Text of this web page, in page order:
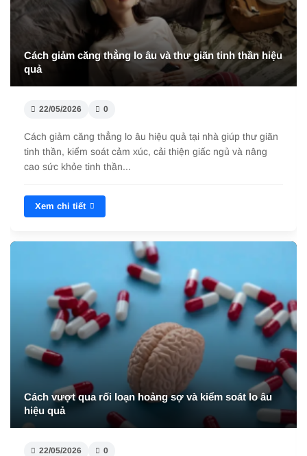
Cách giảm căng thẳng lo âu và thư giãn tinh thần hiệu
quả
22/05/2026 0
Cách giảm căng thẳng lo âu hiệu quả tại nhà giúp thư giãn
tinh thần, kiểm soát cảm xúc, cải thiện giấc ngủ và nâng
cao sức khỏe tinh thần...
Xem chi tiết
Cách vượt qua rối loạn hoảng sợ và kiểm soát lo âu
hiệu quả
22/05/2026 0